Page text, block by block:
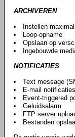
ARCHIVEREN
Instellen
Loop-opname
Opslaan op
Ingebouwde
NOTIFICATIES
Text message
E-mail
Event-triggered
Geluidsalarm
FTP server
Bestanden